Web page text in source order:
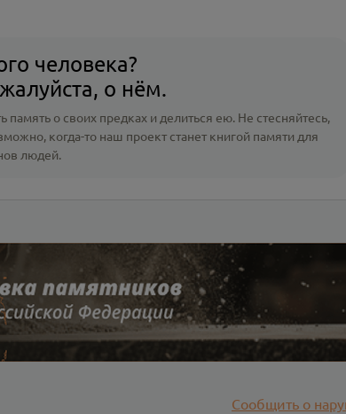
человека?
о нём.
о своих предках и делиться ею. Не стесняйтесь,
когда-то наш проект станет книгой памяти для
людей.
Сообщить о